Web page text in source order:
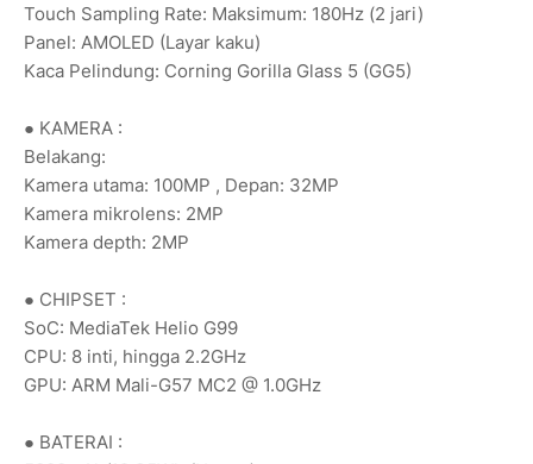
Touch Sampling Rate: Maksimum: 180Hz (2 jari)
Panel: AMOLED (Layar kaku)
Kaca Pelindung: Corning Gorilla Glass 5 (GG5)
● KAMERA :
Belakang:
Kamera utama: 100MP , Depan: 32MP
Kamera mikrolens: 2MP
Kamera depth: 2MP
● CHIPSET :
SoC: MediaTek Helio G99
CPU: 8 inti, hingga 2.2GHz
GPU: ARM Mali-G57 MC2 @ 1.0GHz
● BATERAI :